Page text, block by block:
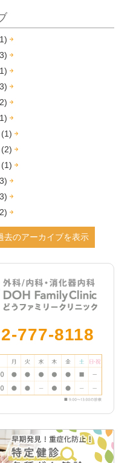
(1)
(5)
(3)
去のアーカイブを表示
777-8118